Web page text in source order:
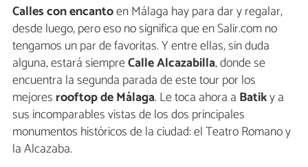
Calles con encantoen Málaga hay para dar y regalar,
desde luego, pero eso no significa que en Salir.com no
tengamos un par de favoritas. Y entre ellas, sin duda
alguna, estará siempreCalle Alcazabilla, donde se
encuentra la segunda parada de este tour por los
mejores rooftop de Málaga. Le toca ahora a Batiky a
sus incomparables vistas de los dos principales
monumentos históricos de la ciudad: el Teatro Romano y
la Alcazaba.